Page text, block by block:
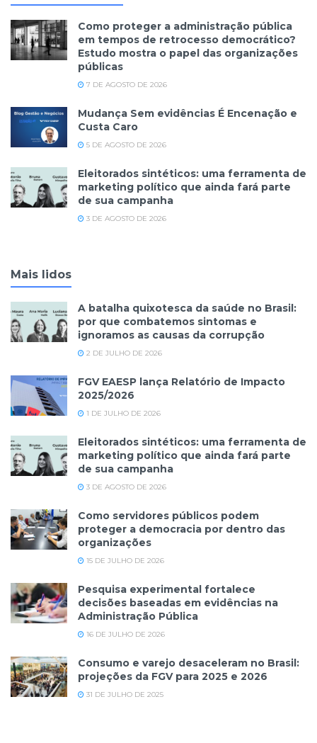
Como proteger a administração pública
em tempos de retrocesso democrático?
Estudo mostra o papel das organizações
públicas
7 DE AGOSTO DE 2026
Mudança Sem evidências É Encenação e
Custa Caro
5 DE AGOSTO DE 2026
Eleitorados sintéticos: uma ferramenta de
marketing político que ainda fará parte
de sua campanha
3 DE AGOSTO DE 2026
Mais lidos
A batalha quixotesca da saúde no Brasil:
por que combatemos sintomas e
ignoramos as causas da corrupção
2 DE JULHO DE 2026
FGV EAESP lança Relatório de Impacto
2025/2026
1 DE JULHO DE 2026
Eleitorados sintéticos: uma ferramenta de
marketing político que ainda fará parte
de sua campanha
3 DE AGOSTO DE 2026
Como servidores públicos podem
proteger a democracia por dentro das
organizações
15 DE JULHO DE 2026
Pesquisa experimental fortalece
decisões baseadas em evidências na
Administração Pública
16 DE JULHO DE 2026
Consumo e varejo desaceleram no Brasil:
projeções da FGV para 2025 e 2026
31 DE JULHO DE 2025